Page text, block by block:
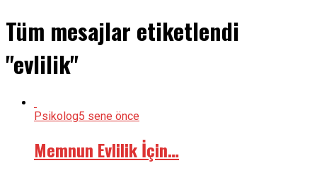
Tüm mesajlar etiketlendi
"evlilik"
Psikolog5 sene önce
Memnun Evlilik İçin…